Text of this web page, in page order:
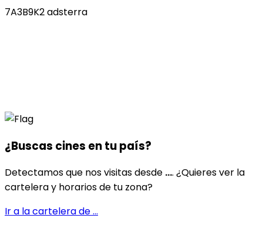
7A3B9K2 adsterra
¿Buscas cines entu país?
Detectamos que nos visitas desde .... ¿Quieres ver la
cartelera y horarios de tu zona?
Ir a la cartelera de...